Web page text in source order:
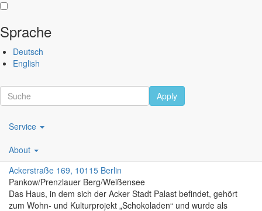
Direkt
zum
Inhalt
Performing
Arts
Festival
Sprache
Deutsch
English
Apply
Main
navigation
DE
Service
About
Acker Stadt Palast
Ackerstraße 169, 10115 Berlin
Pankow/Prenzlauer Berg/Weißensee
Das Haus, in dem sich der Acker Stadt Palast befindet, gehört
zum Wohn- und Kulturprojekt „Schokoladen“ und wurde als